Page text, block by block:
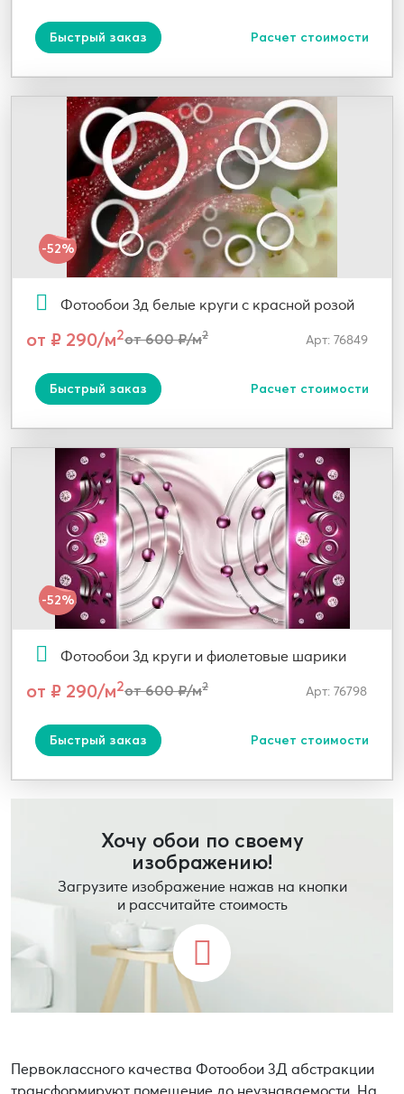
Быстрый заказ Расчет стоимости
-52%
Фотообои 3д белые круги с красной розой
от ₽ 290/м2от 600 ₽/м2 Арт: 76849
Быстрый заказ Расчет стоимости
-52%
Фотообои 3д круги и фиолетовые шарики
от ₽ 290/м2от 600 ₽/м2 Арт: 76798
Быстрый заказ Расчет стоимости
Хочу обои по своему
изображению!
Загрузите изображение нажав на кнопки
и рассчитайте стоимость
Первоклассного качества Фотообои 3Д абстракции
трансформируют помещение до неузнаваемости. На